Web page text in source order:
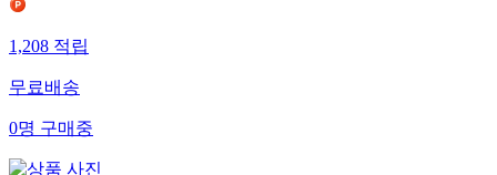
1,208적립
무료배송
0명구매중